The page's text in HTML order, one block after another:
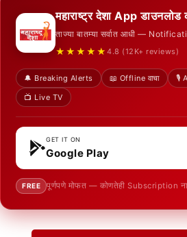
महाराष्ट्र देशा App डाउनलोड
ताज्या बातम्या सर्वात आधी —
★★★★★ 4.8 (12K+ reviews)
🔔 Breaking Alerts 📖 Offline वाचा
🎙️
📺 Live TV
GET IT ON
Google Play
FREE पूर्णपणे मोफत — कोणतेही Subscription